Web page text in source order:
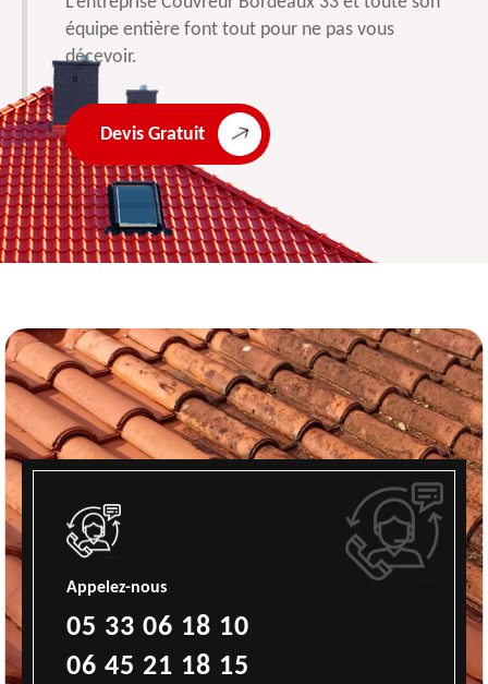
équipe entière font tout pour ne pas vous
décevoir.
Devis Gratuit
Appelez-nous
05 33 06 18 10
06 45 21 18 15